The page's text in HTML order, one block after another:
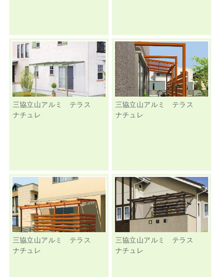
三協立山アルミ テラス
ナチュレ
三協立山アルミ テラス
ナチュレ
三協立山アルミ テラス
ナチュレ
三協立山アルミ テラス
ナチュレ